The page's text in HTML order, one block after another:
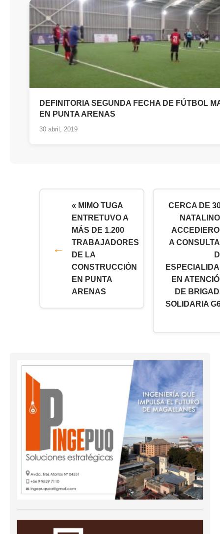
DEFINITORIA SEGUNDA FECHA DE FÚTBOL
EN PUNTA ARENAS
30 abril, 2019
« MIMO TUGA
ENTRETUVO A
MÁS DE 1.200
TRABAJADORES
DE LA
CONSTRUCCIÓN
EN PUNTA
ARENAS
CERCA DE
A
EN
DE
SOLIDARIA